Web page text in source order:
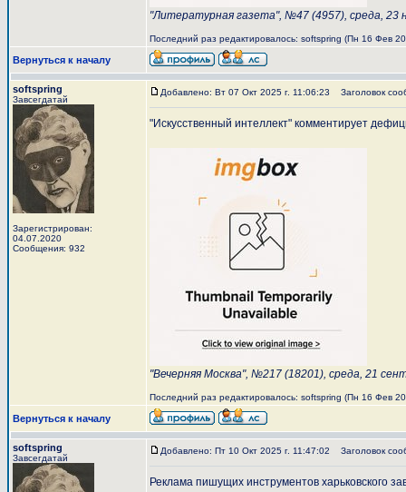
"Литературная газета", №47 (4957), среда, 23
Последний раз редактировалось: softspring (Пн 16 Фев
Вернуться к началу
softspring
Завсегдатай
Зарегистрирован:
04.07.2020
Сообщения: 932
Добавлено: Вт 07 Окт 2025 г. 11:06:23 Заголовок
"Искусственный интеллект" комментирует
"Вечерняя Москва", №217 (18201), среда, 21
Последний раз редактировалось: softspring (Пн 16 Фев
Вернуться к началу
softspring
Завсегдатай
Добавлено: Пт 10 Окт 2025 г. 11:47:02 Заголовок
Реклама пишущих инструментов харьковского